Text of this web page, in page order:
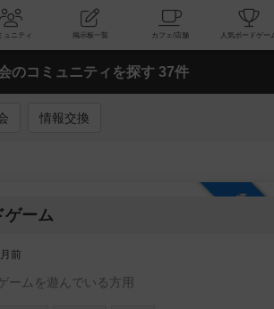
会 コミュニティ 掲示板一覧 カフェ/店舗
のコミュニティを探す 37件
情報交換
ゲーム
前
ームを遊んでいる方用